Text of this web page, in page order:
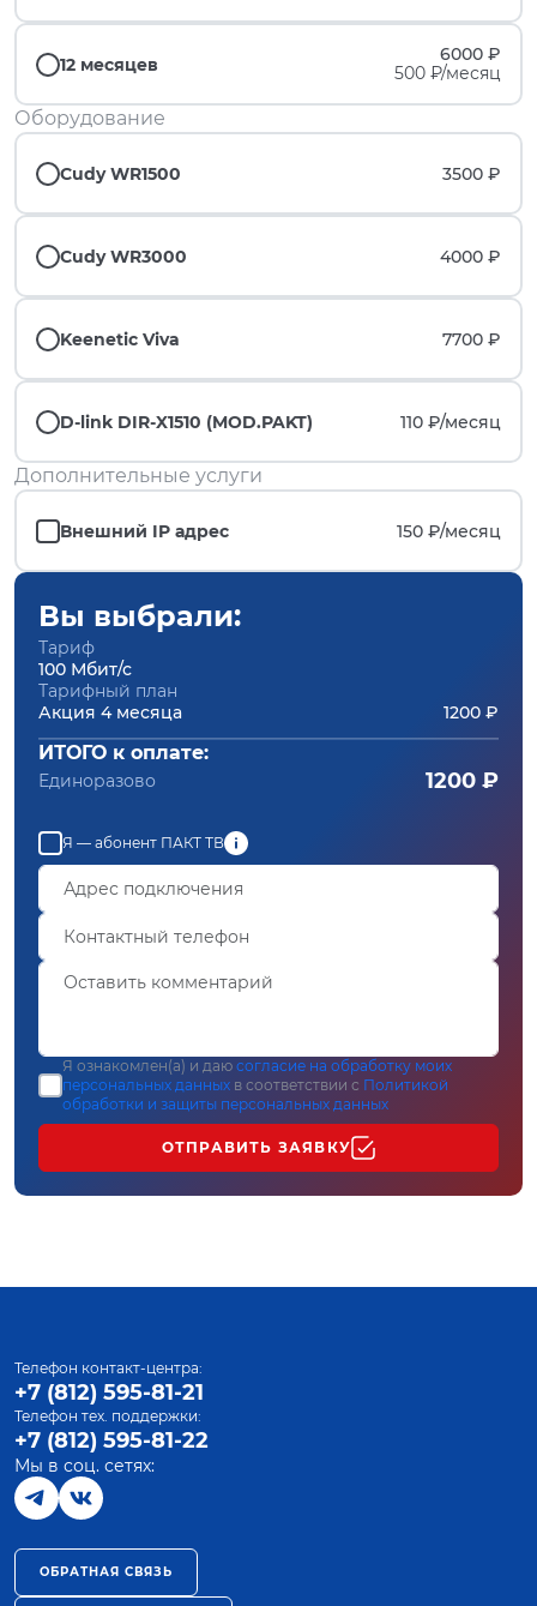
12 месяцев
6000 ₽
500 ₽/месяц
Оборудование
Cudy WR1500 3500 ₽
Cudy WR3000 4000 ₽
Keenetic Viva 7700 ₽
D-link DIR-X1510 (MOD.PAKT) 110 ₽/месяц
Дополнительные услуги
Внешний IP адрес 150 ₽/месяц
Вы выбрали:
Тариф
100 Мбит/с
Тарифный план
Акция 4 месяца
1200 ₽
ИТОГО к оплате:
Единоразово 1200 ₽
Я — абонент ПАКТ ТВ
Я ознакомлен(а) и даю согласие на обработку моих
персональных данных в соответствии с Политикой
обработки и защиты персональных данных
ОТПРАВИТЬ ЗАЯВКУ
Телефон контакт-центра:
+7 (812) 595-81-21
Телефон тех. поддержки:
+7 (812) 595-81-22
Мы в соц. сетях:
ОБРАТНАЯ СВЯЗЬ